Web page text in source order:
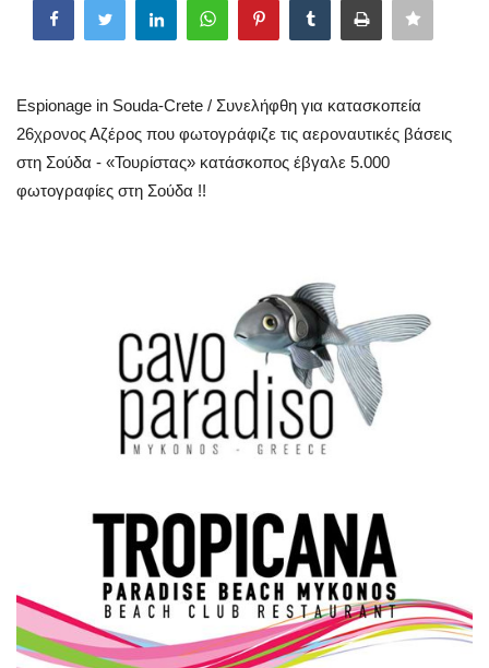
Arts & Culture
Sport
Science & Tech
Aegean Islands
Σεβασμιώτατος Δωρόθεος Β’
Cost Of Living Crisis
Opinion + Analysis
Espionage in Souda-Crete / Συνελήφθη για κατασκοπεία
26χρονος Αζέρος που φωτογράφιζε τις αεροναυτικές βάσεις
στη Σούδα - «Τουρίστας» κατάσκοπος έβγαλε 5.000
φωτογραφίες στη Σούδα !!